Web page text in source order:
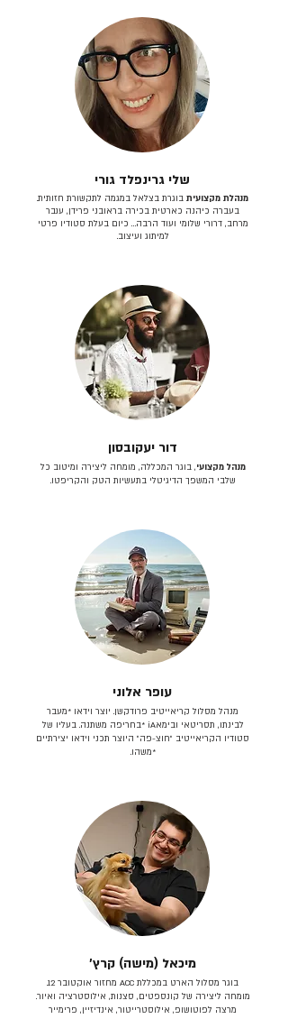
שלי גרינפלד גורי
מנהלת מקצועית בוגרת בצלאל במגמה לתקשורת חזותית.
בעברה כיהנה כארטית בכירה בראובני פרידן, ענבר
מרחב, דרורי שלומי ועוד הרבה… כיום בעלת סטודיו פרטי
למיתוג ועיצוב.
דור יעקובסון
מנהל מקצועי, בוגר המכללה, מומחה ליצירה ומיטוב כל
שלבי המשפך הדיגיטלי בתעשיות הטק והקריפטו.
עופר אלוני
מנהל מסלול קריאייטיב פרודקשן. יוצר וידאו *מעבר
לבינתו, תסריטאי וב​ימאiA‎ *בחריפה משתנה. בעליו של
סטודיו הקריאייטיב ״חוצ-פה״ היוצר תכני וידאו יצירתיים
*משהו.
מיכאל (מישה) קרץ׳
בוגר מסלול הארט במכללת ACC מחזור אוקטובר 12.
מומחה ליצירה של קונספטים, סצנות, אילוסטרציה ואיור.
מרצה לפוטושופ, אילוסטרייטור, אינדיזיין, פרימייר